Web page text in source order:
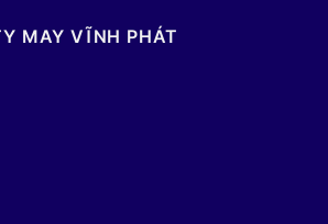
MAY VĨNH PHÁT